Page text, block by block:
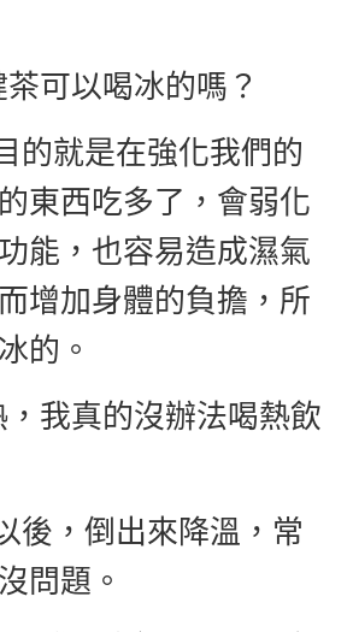
可以喝冰的嗎？
的就是在強化我們的
東西吃多了，會弱化
能，也容易造成濕氣
增加身體的負擔，所
的。
，我真的沒辦法喝熱飲
後，倒出來降溫，常
問題。